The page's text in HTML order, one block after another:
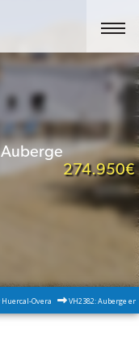
274.950€
Huercal-Overa VH2382: Auberge